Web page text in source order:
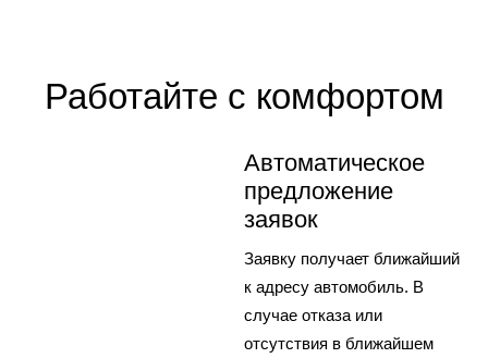
Работайте с комфортом
Автоматическое
предложение
заявок
Заявку получает ближайший
к адресу автомобиль. В
случае отказа или
отсутствия в ближайшем